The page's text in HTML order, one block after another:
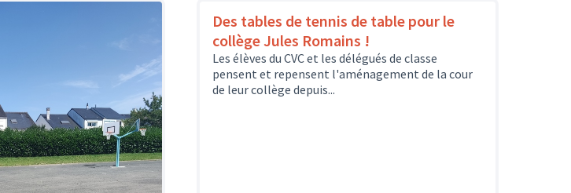
Des tables de tennis de table pour le
collège Jules Romains !
Les élèves du CVC et les délégués de classe
pensent et repensent l'aménagement de la cour
de leur collège depuis...